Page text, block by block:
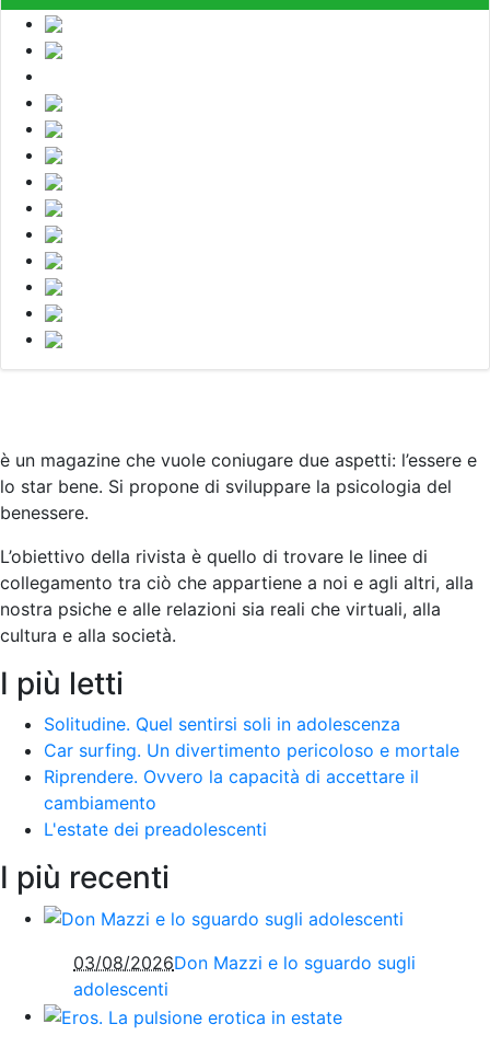
è un magazine che vuole coniugare due aspetti: l’essere e
lo star bene. Si propone di sviluppare la psicologia del
benessere.
L’obiettivo della rivista è quello di trovare le linee di
collegamento tra ciò che appartiene a noi e agli altri, alla
nostra psiche e alle relazioni sia reali che virtuali, alla
cultura e alla società.
I più letti
Solitudine. Quel sentirsi soli in adolescenza
Car surfing. Un divertimento pericoloso e mortale
Riprendere. Ovvero la capacità di accettare il
cambiamento
L'estate dei preadolescenti
I più recenti
03/08/2026Don Mazzi e lo sguardo sugli
adolescenti